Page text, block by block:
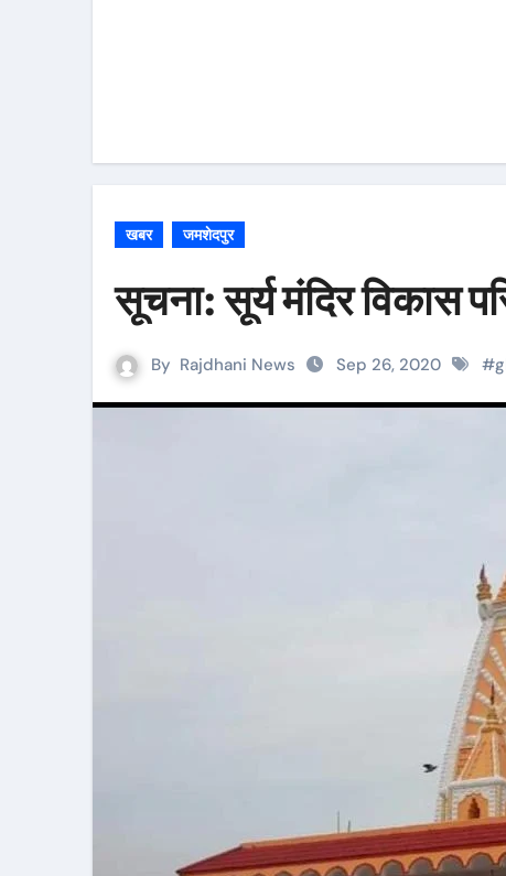
खबर जमशेदपुर
सूचना: सूर्य मंदिर विकास
By Rajdhani News Sep 26, 2020 #